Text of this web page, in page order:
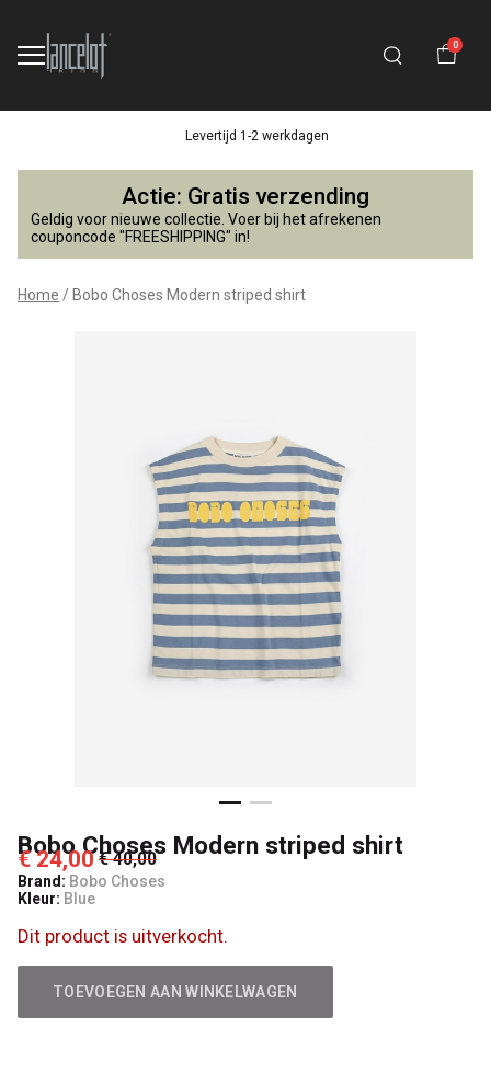
0
Levertijd 1-2 werkdagen
Bobo
Choses
Modern
striped
Lancelot
Actie: Gratis verzending
Geldig voor nieuwe collectie. Voer bij het afrekenen
couponcode "FREESHIPPING" in!
Home Bobo Choses Modern striped shirt
Bobo Choses Modern striped shirt
€ 24,00 € 40,00
Brand: Bobo Choses
Kleur: Blue
Dit product is uitverkocht.
TOEVOEGEN AAN WINKELWAGEN